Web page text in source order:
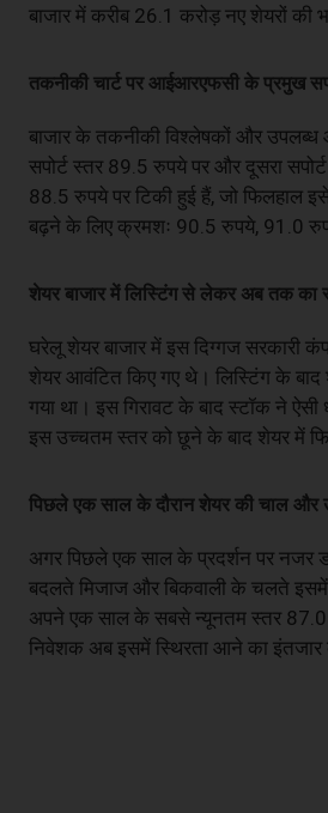
बाजार में करीब 26.1 करोड़ नए शेयरों की
तकनीकी चार्ट पर आईआरएफसी के प्रमुख
बाजार के तकनीकी विश्लेषकों और
सपोर्ट स्तर 89.5 रुपये पर और दूसरा
88.5 रुपये पर टिकी हुई हैं, जो फिलहाल
बढ़ने के लिए क्रमशः 90.5 रुपये, 91.0
शेयर बाजार में लिस्टिंग से लेकर अब तक का
घरेलू शेयर बाजार में इस दिग्गज
शेयर आवंटित किए गए थे। लिस्टिंग के
गया था। इस गिरावट के बाद स्टॉक ने
इस उच्चतम स्तर को छूने के बाद शेयर में
पिछले एक साल के दौरान शेयर की चाल और
अगर पिछले एक साल के प्रदर्शन पर नजर
बदलते मिजाज और बिकवाली के चलते इसमें
अपने एक साल के सबसे न्यूनतम स्तर
निवेशक अब इसमें स्थिरता आने का इंतजार